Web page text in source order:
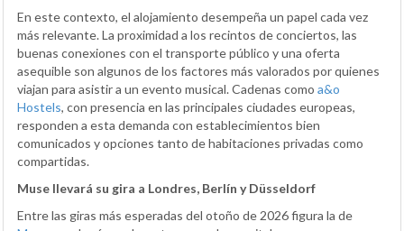
En este contexto, el alojamiento desempeña un papel cada vez
más relevante. La proximidad a los recintos de conciertos, las
buenas conexiones con el transporte público y una oferta
asequible son algunos de los factores más valorados por quienes
viajan para asistir a un evento musical. Cadenas como a&o
Hostels, con presencia en las principales ciudades europeas,
responden a esta demanda con establecimientos bien
comunicados y opciones tanto de habitaciones privadas como
compartidas.
Muse llevará su gira a Londres, Berlín y Düsseldorf
Entre las giras más esperadas del otoño de 2026 figura la de